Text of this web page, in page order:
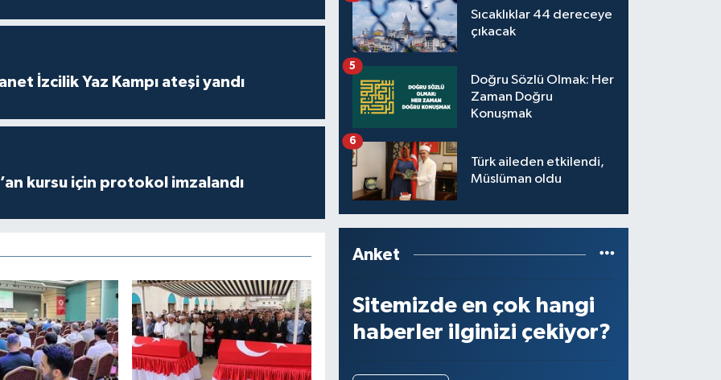
İzcilik Yaz Kampı ateşi yandı
kursu için protokol imzalandı
Sıcaklıklar 44 dereceye
çıkacak
Doğru Sözlü Olmak: Her
Zaman Doğru
Konuşmak
5
Türk aileden etkilendi,
Müslüman oldu
6
Anket
Sitemizde en çok hangi
haberler ilginizi çekiyor?